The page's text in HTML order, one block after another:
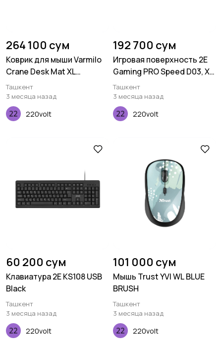
264 100 сум
Коврик для мыши Varmilo
Crane Desk Mat XL
(900х400х3мм)
Ташкент
3 месяца назад
220volt
192 700 сум
Игровая поверхность 2E
Gaming PRO Speed D03, XL
(800x450x3мм),
многоцветный
Ташкент
3 месяца назад
220volt
60 200 сум
Клавиатура 2E KS108 USB
Black
Ташкент
3 месяца назад
220volt
101 000 сум
Мышь Trust YVI WL BLUE
BRUSH
Ташкент
3 месяца назад
220volt